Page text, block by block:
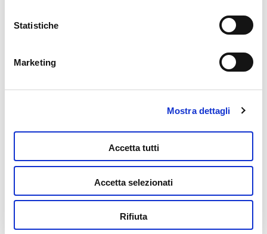
Statistiche
Marketing
Mostra dettagli
Accetta tutti
Accetta selezionati
Rifiuta
Slumi Science Pocket Squish Axolotl
Slumi Science Pocket Squish Camaleonte